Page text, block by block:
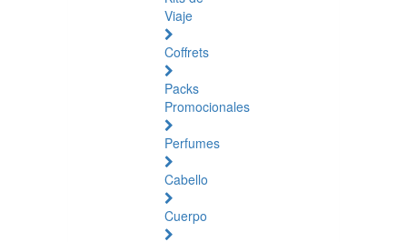
Viaje
Coffrets
Packs
Promocionales
Perfumes
Cabello
Cuerpo